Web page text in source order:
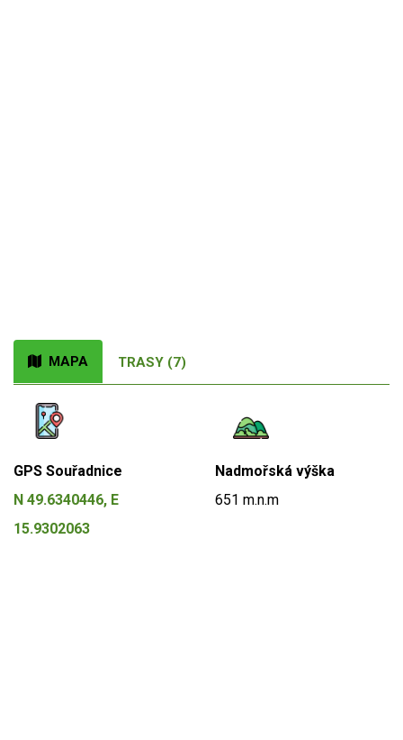
MAPA TRASY (7)
GPS Souřadnice
N 49.6340446, E
15.9302063
Nadmořská výška
651 m.n.m